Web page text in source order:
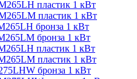
пластик 1 кВт
пластик 1 кВт
бронза 1 кВт
бронза 1 кВт
пластик 1 кВт
пластик 1 кВт
бронза 1 кВт